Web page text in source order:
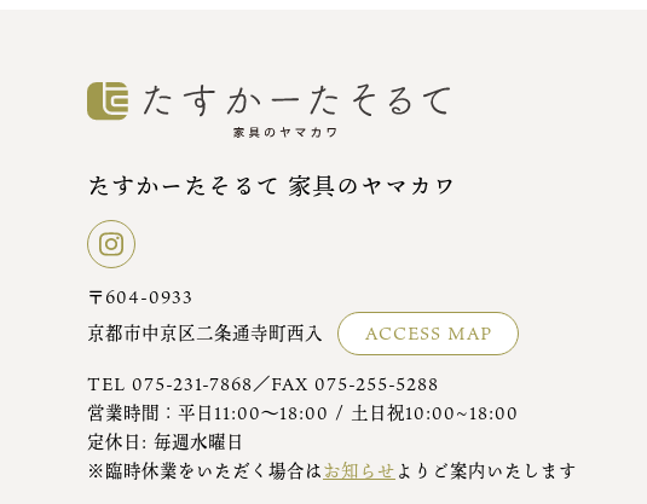
たすかーたそるて 家具のヤマカワ
〒604-0933
京都市中京区二条通寺町西入
ACCESS MAP
TEL 075-231-7868／FAX 075-255-5288
営業時間：平日11:00～18:00 / 土日祝10:00~18:00
定休日: 毎週水曜日
※臨時休業をいただく場合はお知らせよりご案内いたします